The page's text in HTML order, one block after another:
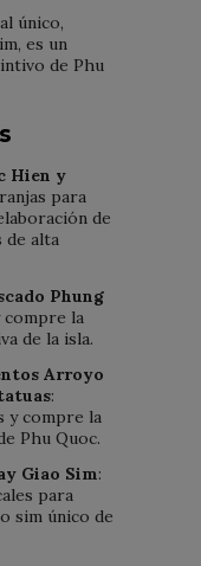
único,
es un
de Phu
Hien y
para
de
de alta
Phung
compre la
de la isla.
Arroyo
:
y compre la
Phu Quoc.
Giao Sim:
para
sim único de